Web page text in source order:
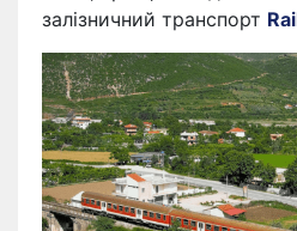
залізничний транспорт